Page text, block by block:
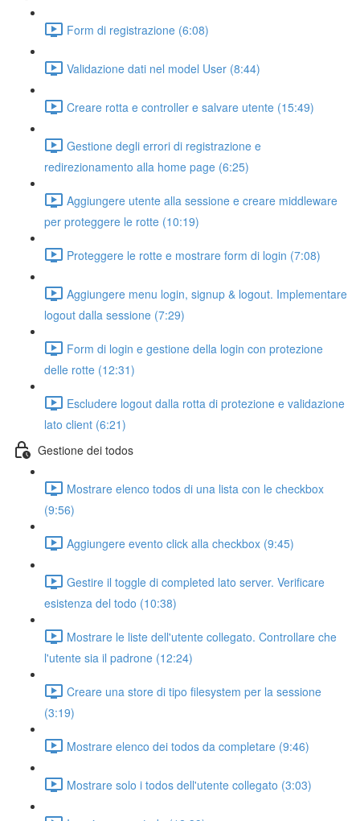
Form di registrazione (6:08)
Validazione dati nel model User (8:44)
Creare rotta e controller e salvare utente (15:49)
Gestione degli errori di registrazione e
redirezionamento alla home page (6:25)
Aggiungere utente alla sessione e creare middleware
per proteggere le rotte (10:19)
Proteggere le rotte e mostrare form di login (7:08)
Aggiungere menu login, signup & logout. Implementare
logout dalla sessione (7:29)
Form di login e gestione della login con protezione
delle rotte (12:31)
Escludere logout dalla rotta di protezione e validazione
lato client (6:21)
Gestione dei todos
Mostrare elenco todos di una lista con le checkbox
(9:56)
Aggiungere evento click alla checkbox (9:45)
Gestire il toggle di completed lato server. Verificare
esistenza del todo (10:38)
Mostrare le liste dell'utente collegato. Controllare che
l'utente sia il padrone (12:24)
Creare una store di tipo filesystem per la sessione
(3:19)
Mostrare elenco dei todos da completare (9:46)
Mostrare solo i todos dell'utente collegato (3:03)